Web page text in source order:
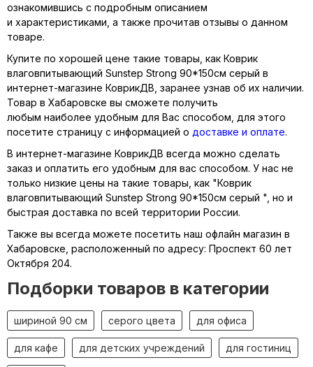
ознакомившись с подробным описанием
и характеристиками, а также прочитав отзывы о данном
товаре.
Купите по хорошей цене такие товары, как Коврик
влаговпитывающий Sunstep Strong 90*150cм серый в
интернет-магазине КоврикДВ, заранее узнав об их наличии.
Товар в Хабаровске вы сможете получить
любым наиболее удобным для Вас способом, для этого
посетите страницу с информацией о доставке и оплате.
В интернет-магазине КоврикДВ всегда можно сделать
заказ и оплатить его удобным для вас способом. У нас не
только низкие цены на такие товары, как "Коврик
влаговпитывающий Sunstep Strong 90*150cм серый ", но и
быстрая доставка по всей территории России.
Также вы всегда можете посетить наш офлайн магазин в
Хабаровске, расположенный по адресу: Проспект 60 лет
Октября 204.
Подборки товаров в категории
шириной 90 см серого цвета для офиса
для кафе для детских учреждений для гостиниц